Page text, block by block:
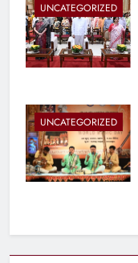
UNCATEGORIZED
UNCATEGORIZED